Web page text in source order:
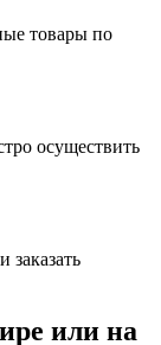
товары по
осуществить
заказать
или на